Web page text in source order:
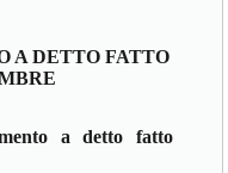
A DETTO FATTO
a detto fatto